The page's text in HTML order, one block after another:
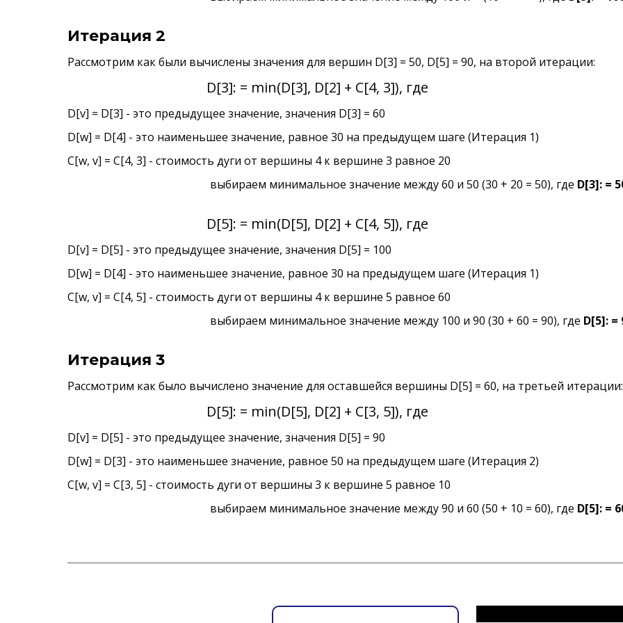
Итерация 2
Рассмотрим как были вычислены значения для вершин D[3] = 50, D[5] = 90, на второй итерации:
D[3]: = min(D[3], D[2] + C[4, 3]), где
D[v] = D[3] - это предыдущее значение, значения D[3] = 60
D[w] = D[4] - это наименьшее значение, равное 30 на предыдущем шаге (Итерация 1)
C[w, v] = C[4, 3] - стоимость дуги от вершины 4 к вершине 3 равное 20
выбираем минимальное значение между 60 и 50 (30 + 20 = 50), где D[3]: =
D[5]: = min(D[5], D[2] + C[4, 5]), где
D[v] = D[5] - это предыдущее значение, значения D[5] = 100
D[w] = D[4] - это наименьшее значение, равное 30 на предыдущем шаге (Итерация 1)
C[w, v] = C[4, 5] - стоимость дуги от вершины 4 к вершине 5 равное 60
выбираем минимальное значение между 100 и 90 (30 + 60 = 90), где D[5]: =
Итерация 3
Рассмотрим как было вычислено значение для оставшейся вершины D[5] = 60, на третьей итерации:
D[5]: = min(D[5], D[2] + C[3, 5]), где
D[v] = D[5] - это предыдущее значение, значения D[5] = 90
D[w] = D[3] - это наименьшее значение, равное 50 на предыдущем шаге (Итерация 2)
C[w, v] = C[3, 5] - стоимость дуги от вершины 3 к вершине 5 равное 10
выбираем минимальное значение между 90 и 60 (50 + 10 = 60), где D[5]: =